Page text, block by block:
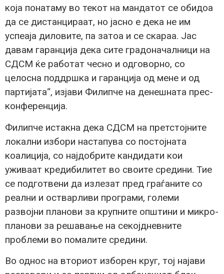
која понатаму во текот на мандатот се обидоа
да се дистанцираат, но јасно е дека не им
успеаја диловите, па затоа и се скараа. Јас
давам гаранција дека сите градоначалници на
СДСМ ќе работат чесно и одговорно, со
целосна поддршка и гаранција од мене и од
партијата“, изјави Филипче на денешната прес-
конференција.
Филипче истакна дека СДСМ на претстојните
локални избори настапува со постојната
коалиција, со најдобрите кандидати кои
уживаат кредибилитет во своите средини. Тие
се подготвени да излезат пред граѓаните со
реални и остварливи програми, големи
развојни планови за крупните општини и микро-
планови за решавање на секојдневните
проблеми во помалите средини.
Во однос на вториот изборен круг, тој најави